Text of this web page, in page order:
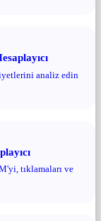
analiz edin
tıklamaları ve